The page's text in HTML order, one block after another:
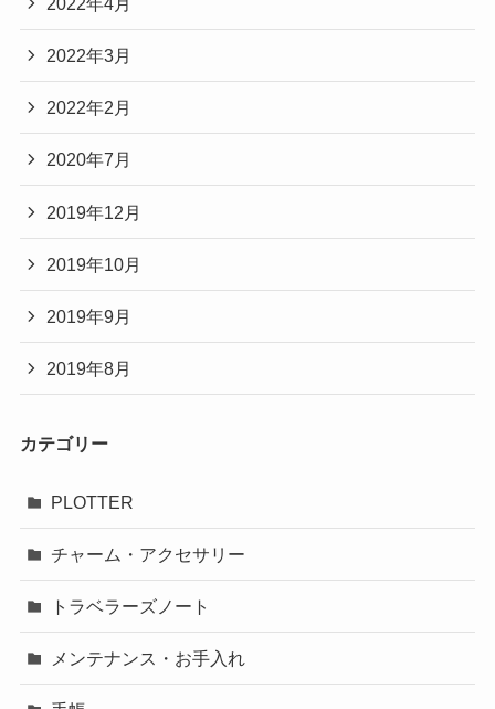
2022年3月
2022年2月
2020年7月
2019年12月
2019年10月
2019年9月
2019年8月
カテゴリー
PLOTTER
チャーム・アクセサリー
トラベラーズノート
メンテナンス・お手入れ